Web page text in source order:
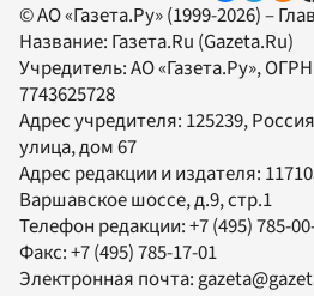
© АО «Газета.Ру» (1999-2026) –
Название: Газета.Ru (Gazeta.Ru)
Учредитель:АО «Газета.Ру»,
7743625728
Адрес учредителя: 125239,
улица, дом 67
Адрес редакции и издателя:
Варшавское шоссе, д.9, стр.1
Телефон редакции:+7 (495) 785-
Факс:+7 (495) 785-17-01
Электронная почта: